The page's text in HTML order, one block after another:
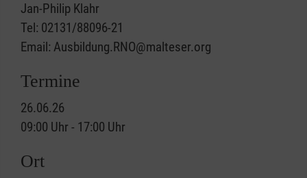
Jan-Philip Klahr
Tel: 02131/88096-21
Email: Ausbildung.RNO@malteser.org
Termine
26.06.26
09:00 Uhr - 17:00 Uhr
Ort